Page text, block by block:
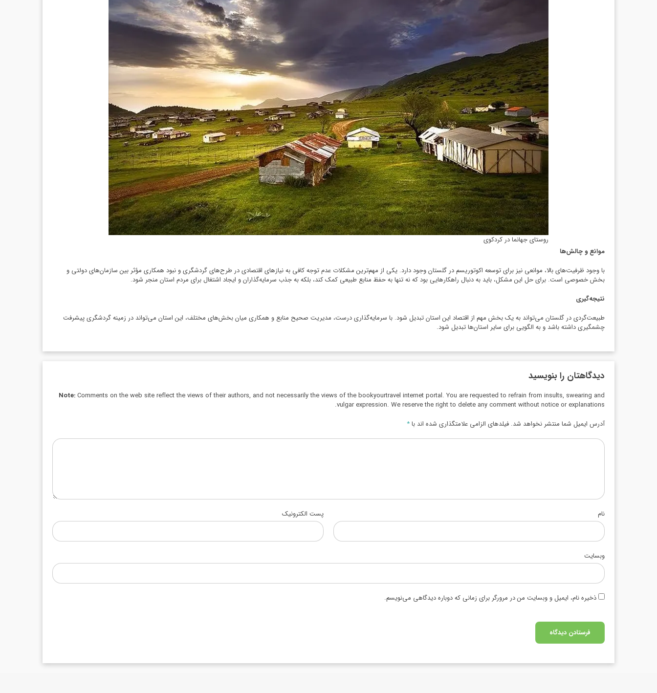
روستای جهانما در کردکوی
موانع و چالش‌ها
با وجود ظرفیت‌های بالا، موانعی نیز برای توسعه اکوتوریسم در گلستان وجود دارد. یکی از مهم‌ترین مشکلات عدم توجه کافی به نیازهای اقتصادی در طرح‌های گردشگری و نبود همکاری مؤثر بین سازمان‌های دولتی و
بخش خصوصی است. برای حل این مشکل، باید به دنبال راهکارهایی بود که نه تنها به حفظ منابع طبیعی کمک کند، بلکه به جذب سرمایه‌گذاران و ایجاد اشتغال برای مردم استان منجر شود.
نتیجه‌گیری
طبیعت‌گردی در گلستان می‌تواند به یک بخش مهم از اقتصاد این استان تبدیل شود. با سرمایه‌گذاری درست، مدیریت صحیح منابع و همکاری میان بخش‌های مختلف، این استان می‌تواند در زمینه گردشگری پیشرفت
چشمگیری داشته باشد و به الگویی برای سایر استان‌ها تبدیل شود.
دیدگاهتان را بنویسید
Note:Comments on the web site reflect the views of their authors, and not necessarily the views of the bookyourtravel internet portal. You are requested to refrain from insults, swearing and
vulgar expression. We reserve the right to delete any comment without notice or explanations.
آدرس ایمیل شما منتشر نخواهد شد. فیلدهای الزامی علامتگذاری شده اند با*
نام پست الکترونیک
وبسایت
ذخیره نام، ایمیل و وبسایت من در مرورگر برای زمانی که دوباره دیدگاهی می‌نویسم.